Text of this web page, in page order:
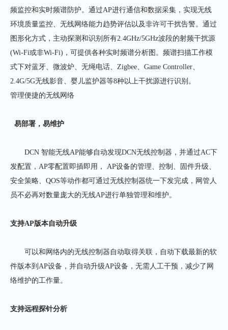
频监控和实时频谱防护。通过AP进行通信和数据采集，实现无线
环境质量监控、无线网络能力趋势评估以及非许可干扰告警。通过
图形化方式，主动探测和识别所有2.4GHz/5GHz波段的射频干扰源
(Wi-Fi或非Wi-Fi)，可提供各种实时频谱分析图。频谱扫描工作模
式下对蓝牙、微波炉、无绳电话、Zigbee、Game Controller、
2.4G/5G无线影音、婴儿监护器等8种以上干扰源进行识别。
管理便捷的无线网络
易部署，易维护
DCN 智能无线AP能够自动发现DCN无线控制器，并通过AC下
发配置，AP零配置即插即用， AP设备的管理、控制、固件升级、
安全策略、QOS等动作都可通过无线控制器统一下发完成，网管人
员不必再对数量庞大的无线AP进行单独管理和维护。
支持AP版本自动升级
可以和网络内的无线控制器自动取得关联，自动下载最新的软
件版本到AP设备，并自动升级AP设备，无需人工干预，减少了网
络维护的工作量。
支持远程探针分析